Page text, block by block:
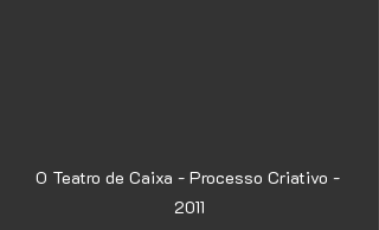
O Teatro de Caixa - Processo Criativo -
2011